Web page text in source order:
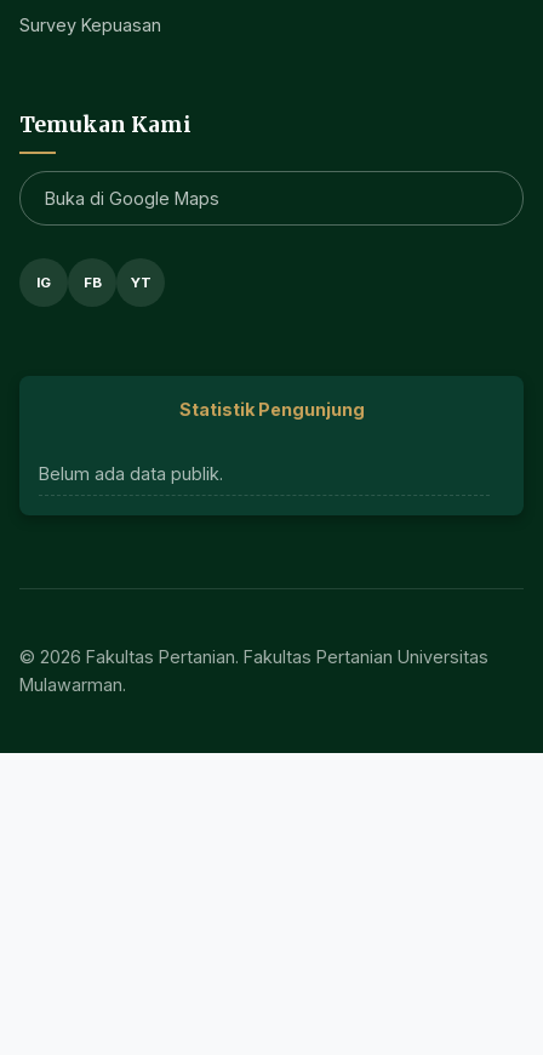
Survey Kepuasan
Temukan Kami
Buka di Google Maps
IG FB YT
Statistik Pengunjung
Belum ada data publik.
© 2026 Fakultas Pertanian. Fakultas Pertanian Universitas
Mulawarman.